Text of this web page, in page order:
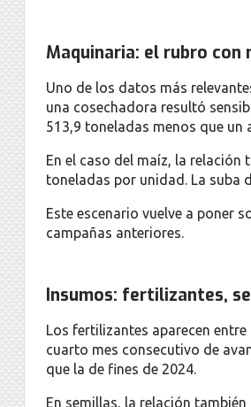
Maquinaria: el rubro con
Uno de los datos más
una cosechadora resultó
513,9 toneladas menos que un
En el caso del maíz, la relación
toneladas por unidad. La suba
Este escenario vuelve a poner
campañas anteriores.
Insumos: fertilizantes,
Los fertilizantes aparecen
cuarto mes consecutivo de
que la de fines de 2024.
En semillas, la relación